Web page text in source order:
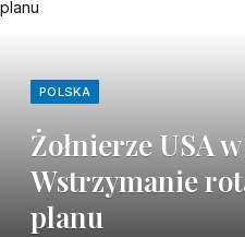
POLSKA
Żołnierze USA
Wstrzymanie
planu